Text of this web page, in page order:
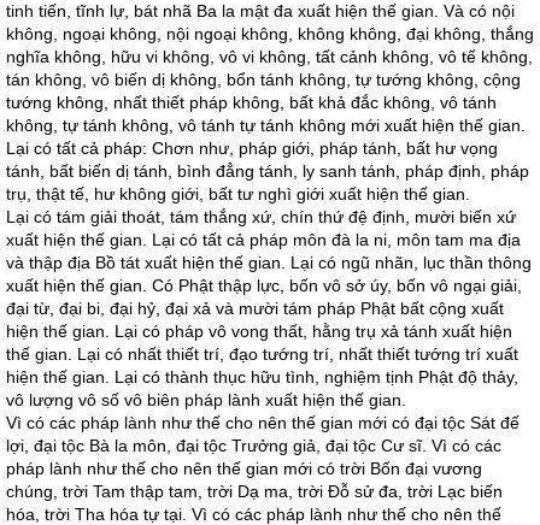
tinh tiến, tĩnh lự, bát nhã Ba la mật đa xuất hiện thế gian. Và có nội
không, ngoại không, nội ngoại không, không không, đại không, thắng
nghĩa không, hữu vi không, vô vi không, tất cảnh không, vô tế không,
tán không, vô biến dị không, bổn tánh không, tự tướng không, cộng
tướng không, nhất thiết pháp không, bất khả đắc không, vô tánh
không, tự tánh không, vô tánh tự tánh không mới xuất hiện thế gian.
Lại có tất cả pháp: Chơn như, pháp giới, pháp tánh, bất hư vọng
tánh, bất biến dị tánh, bình đẳng tánh, ly sanh tánh, pháp định, pháp
trụ, thật tế, hư không giới, bất tư nghì giới xuất hiện thế gian.
Lại có tám giải thoát, tám thắng xứ, chín thứ đệ định, mười biến xứ
xuất hiện thế gian. Lại có tất cả pháp môn đà la ni, môn tam ma địa
và thập địa Bồ tát xuất hiện thế gian. Lại có ngũ nhãn, lục thần thông
xuất hiện thế gian. Có Phật thập lực, bốn vô sở úy, bốn vô ngại giải,
đại từ, đại bi, đại hỷ, đại xả và mười tám pháp Phật bất cộng xuất
hiện thế gian. Lại có pháp vô vong thất, hằng trụ xả tánh xuất hiện
thế gian. Lại có nhất thiết trí, đạo tướng trí, nhất thiết tướng trí xuất
hiện thế gian. Lại có thành thục hữu tình, nghiệm tịnh Phật độ thảy,
vô lượng vô số vô biên pháp lành xuất hiện thế gian.
Vì có các pháp lành như thế cho nên thế gian mới có đại tộc Sát đế
lợi, đại tộc Bà la môn, đại tộc Trưởng giả, đại tộc Cư sĩ. Vì có các
pháp lành như thế cho nên thế gian mới có trời Bốn đại vương
chúng, trời Tam thập tam, trời Dạ ma, trời Đỗ sử đa, trời Lạc biến
hóa, trời Tha hóa tự tại. Vì có các pháp lành như thế cho nên thế